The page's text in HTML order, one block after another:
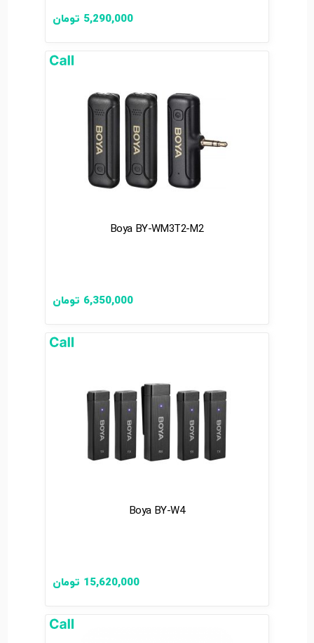
5,290,000 تومان
Boya BY-WM3T2-M2
6,350,000 تومان
Boya BY-W4
15,620,000 تومان